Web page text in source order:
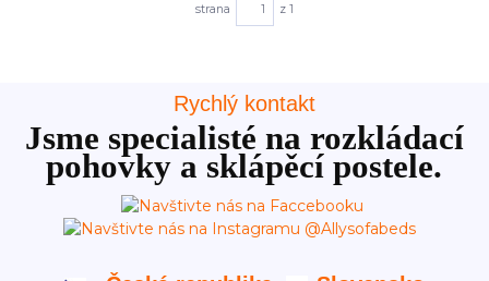
strana z 1
Rychlý kontakt
Jsme specialisté na rozkládací
pohovky a sklápěcí postele.